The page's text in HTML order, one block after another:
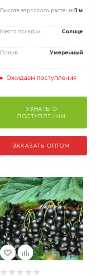
Высота взрослого растения1 м
Место посадки Солнце
Полив Умеренный
Ожидаем поступления
УЗНАТЬ О
ПОСТУПЛЕНИИ
ЗАКАЗАТЬ ОПТОМ